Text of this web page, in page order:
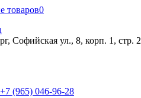
товаров0
Софийская ул., 8, корп. 1, стр. 2
+7 (965) 046-96-28